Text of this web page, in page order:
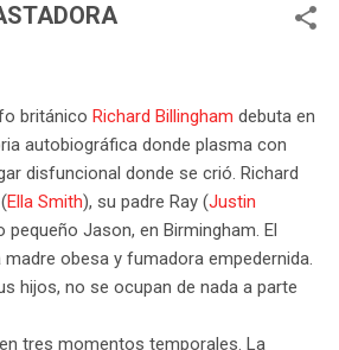
británico Richard Billingham debuta en
autobiográfica donde plasma con
disfuncional donde se crió. Richard
Ella Smith), su padre Ray (Justin
pequeño Jason, en Birmingham. El
obesa y fumadora empedernida.
hijos, no se ocupan de nada a parte
tres momentos temporales. La